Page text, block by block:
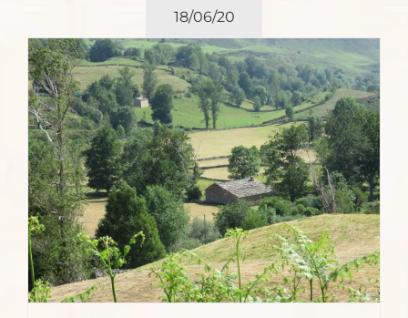
18/06/20